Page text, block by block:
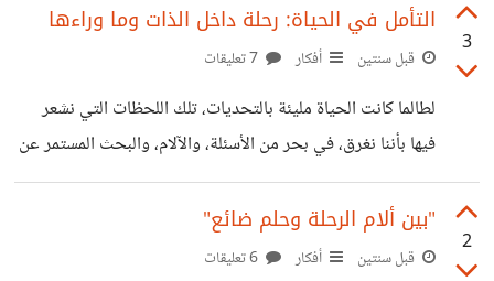
3
التأمل في الحياة: رحلة داخل الذات وما وراءها
قبل سنتين أفكار
لطالما كانت الحياة مليئة بالتحديات، تلك اللحظات التي نشعر
فيها بأننا نغرق، في بحر من الأسئلة، والآلام، والبحث المستمر عن
المعنى. ورغم كل ذلك، هناك شيء داخلي يظل مستمراً في البحث
عن النور، حتى وسط الظلام. في أوقات كثيرة، نجد أنفسنا في
مواجهة صراع داخلي: كيف نواجه العالم بكل تعقيداته، ونعثر
2
"بين ألام الرحلة وحلم ضائع"
قبل سنتين أفكار